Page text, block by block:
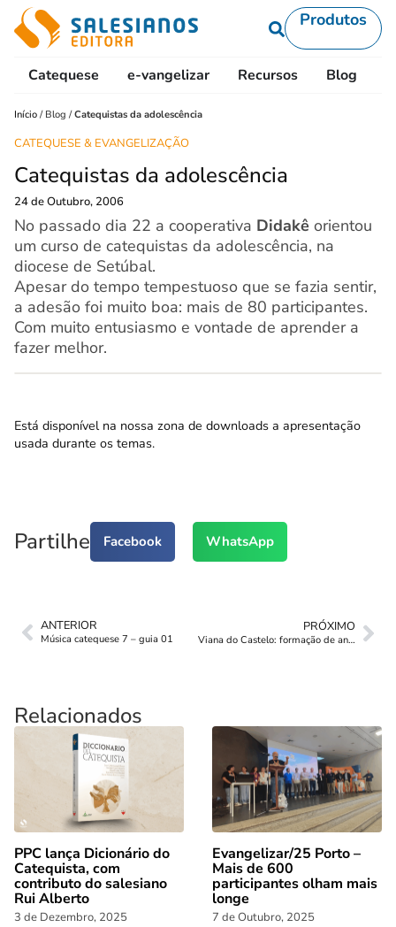
Produtos
Catequese e-vangelizar Recursos Blog
Início / Blog /Catequistas da adolescência
CATEQUESE & EVANGELIZAÇÃO
Catequistas da adolescência
24 de Outubro, 2006
No passado dia 22 a cooperativa Didakê orientou
um curso de catequistas da adolescência, na
diocese de Setúbal.
Apesar do tempo tempestuoso que se fazia sentir,
a adesão foi muito boa: mais de 80 participantes.
Com muito entusiasmo e vontade de aprender a
fazer melhor.
Está disponível na nossa zona de downloads a apresentação
usada durante os temas.
Partilhe Facebook WhatsApp
ANTERIOR
Música catequese 7 – guia 01
PRÓXIMO
Viana do Castelo: formação de animadores
Relacionados
PPC lança Dicionário do
Catequista, com
contributo do salesiano
Rui Alberto
3 de Dezembro, 2025
Evangelizar/25 Porto –
Mais de 600
participantes olham mais
longe
7 de Outubro, 2025